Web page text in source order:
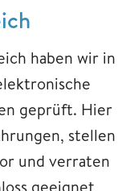
haben wir in
geprüft. Hier
stellen
und verraten